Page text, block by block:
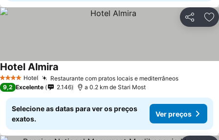
Partilhar
4 EstrelasHotel Restaurante com pratos locais e mediterrâneosVer preços
Hotel Almira
9,2 Excelente 2.146 a 0.2 km de Stari Most
Selecione as datas para ver os preços
exatos.
Ver preços